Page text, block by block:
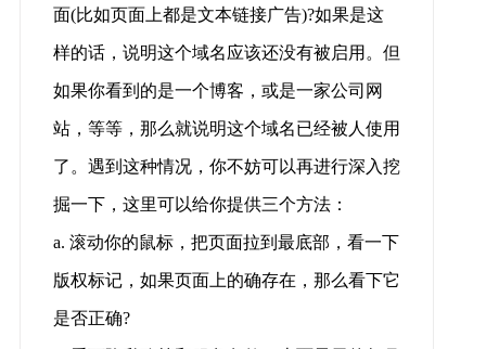
面(比如页面上都是文本链接广告)?如果是这
样的话，说明这个域名应该还没有被启用。但
如果你看到的是一个博客，或是一家公司网
站，等等，那么就说明这个域名已经被人使用
了。遇到这种情况，你不妨可以再进行深入挖
掘一下，这里可以给你提供三个方法：
a. 滚动你的鼠标，把页面拉到最底部，看一下
版权标记，如果页面上的确存在，那么看下它
是否正确?